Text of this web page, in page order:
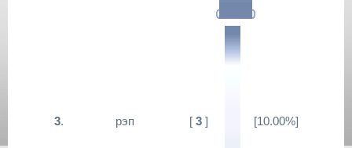
3. рэп [ 3] [10.00%]